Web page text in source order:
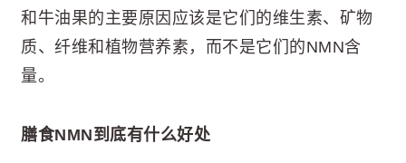
和牛油果的主要原因应该是它们的维生素、矿物
质、纤维和植物营养素，而不是它们的NMN含
量。
膳食NMN到底有什么好处